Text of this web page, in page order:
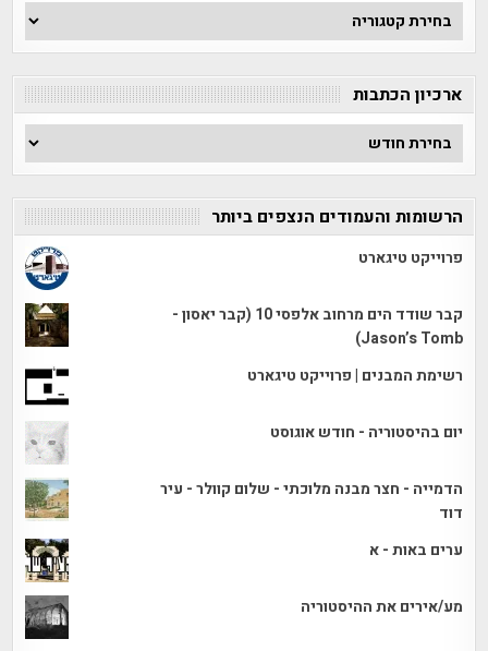
חפש
לפי
ארכיון הכתבות
ארכיון
הכתבות
הרשומות והעמודים הנצפים ביותר
פרוייקט טיגארט
קבר שודד הים מרחוב אלפסי 10 (קבר יאסון -
Jason’s Tomb)
רשימת המבנים | פרוייקט טיגארט
יום בהיסטוריה - חודש אוגוסט
הדמייה - חצר מבנה מלוכתי - שלום קוולר - עיר
דוד
ערים באות - א
מע/אירים את ההיסטוריה